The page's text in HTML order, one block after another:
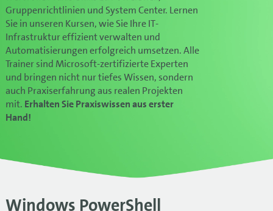
Gruppenrichtlinien und System Center. Lernen
Sie in unseren Kursen, wie Sie Ihre IT-
Infrastruktur effizient verwalten und
Automatisierungen erfolgreich umsetzen. Alle
Trainer sind Microsoft-zertifizierte Experten
und bringen nicht nur tiefes Wissen, sondern
auch Praxiserfahrung aus realen Projekten
mit. Erhalten Sie Praxiswissen aus erster
Hand!
Windows PowerShell